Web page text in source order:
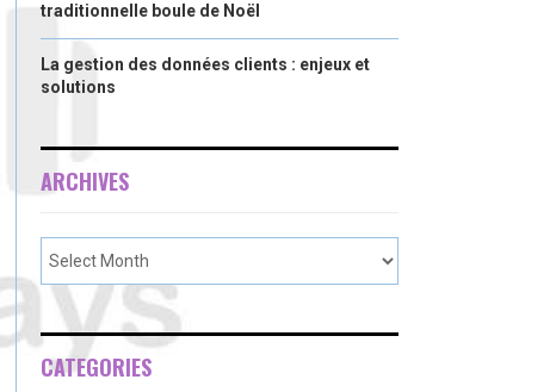
traditionnelle boule de Noël
La gestion des données clients : enjeux et
solutions
ARCHIVES
CATEGORIES